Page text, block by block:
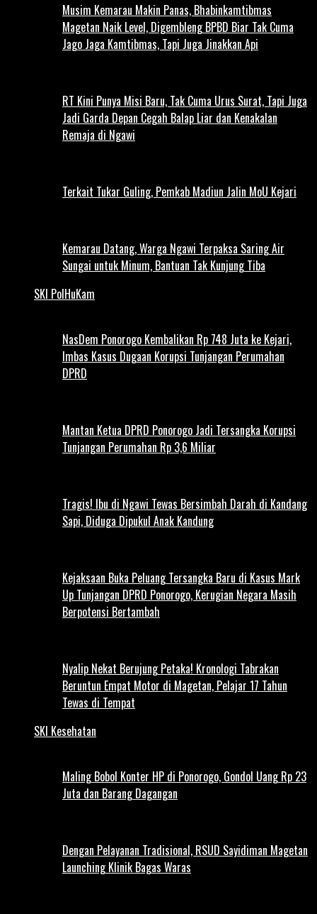
Musim Kemarau Makin Panas, Bhabinkamtibmas
Magetan Naik Level, Digembleng BPBD Biar Tak Cuma
Jago Jaga Kamtibmas, Tapi Juga Jinakkan Api
RT Kini Punya Misi Baru, Tak Cuma Urus Surat, Tapi Juga
Jadi Garda Depan Cegah Balap Liar dan Kenakalan
Remaja di Ngawi
Terkait Tukar Guling, Pemkab Madiun Jalin MoU Kejari
Kemarau Datang, Warga Ngawi Terpaksa Saring Air
Sungai untuk Minum, Bantuan Tak Kunjung Tiba
SKI PolHuKam
NasDem Ponorogo Kembalikan Rp 748 Juta ke Kejari,
Imbas Kasus Dugaan Korupsi Tunjangan Perumahan
DPRD
Mantan Ketua DPRD Ponorogo Jadi Tersangka Korupsi
Tunjangan Perumahan Rp 3,6 Miliar
Tragis! Ibu di Ngawi Tewas Bersimbah Darah di Kandang
Sapi, Diduga Dipukul Anak Kandung
Kejaksaan Buka Peluang Tersangka Baru di Kasus Mark
Up Tunjangan DPRD Ponorogo, Kerugian Negara Masih
Berpotensi Bertambah
Nyalip Nekat Berujung Petaka! Kronologi Tabrakan
Beruntun Empat Motor di Magetan, Pelajar 17 Tahun
Tewas di Tempat
SKI Kesehatan
Maling Bobol Konter HP di Ponorogo, Gondol Uang Rp 23
Juta dan Barang Dagangan
Dengan Pelayanan Tradisional, RSUD Sayidiman Magetan
Launching Klinik Bagas Waras